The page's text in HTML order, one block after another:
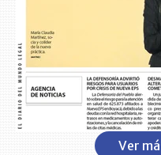
Ver